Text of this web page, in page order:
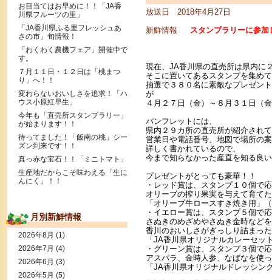
放送日 2018年4月27日
新鮮情報
スタンプラリーに参加
現在、JA香川県の直売所は県内に
そこに置いてあるスタンプを集め
抽選で３８０名に素敵なプレゼン
が
４月２７日（金）～８月３１日（
パンフレットには、
県内２９カ所の直売所が紹介され
営業日や電話番号、地図で場所の
詳しく書かれているので、
今まで知らなかった産直を知る良
プレゼントがとっても豪華！！
・レッド賞は、スタンプ１０個で
オリーブの搾り果実を与えて育てた
「オリーブ牛ロースすき焼き用」
・イエロー賞は、スタンプ５個で
さぬきのめざめやさぬき金時など
香川のおいしさがぎっしり詰まった
「JA香川県オリジナルカレーセッ
・グリーン賞は、スタンプ３個で
アスパラ、金時人参、なばなを使
「JA香川県オリジナルドレッシン
お目当てはお早めに！！「JA香
川県フルーツの里」
「JA香川県ふる里フレッシュあ
さの市」旬情報！
「わくわく農機フェア」開催中で
す。
７月１１日・１２日は「桃まつ
り」へ！！
変わらないおいしさを追求！「ハ
ウス小原紅早生」
今年も「直売所スタンプラリー」
が始まります！！
待ってました！「飯南の桃」シー
ズン到来です！！
真っ赤な宝石！！「ミニトマト」
生産地だからこそ味わえる「生に
んにく」！！
月別新鮮情報
2026年8月 (1)
2026年7月 (4)
2026年6月 (3)
2026年5月 (5)